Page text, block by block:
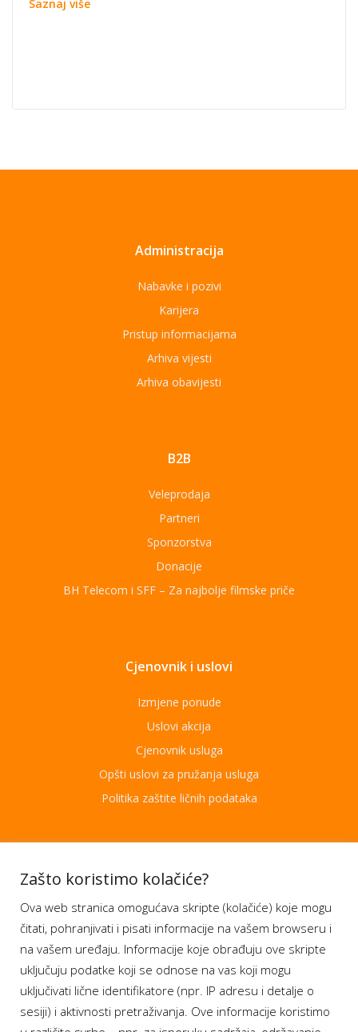
Saznaj više
Administracija
Nabavke i pozivi
Karijera
Pristup informacijama
Arhiva vijesti
Arhiva obavijesti
B2B
Veleprodaja
Partneri
Sponzorstva
Donacije
BH Telecom i SFF – Za najbolje filmske priče
Cjenovnik i uslovi
Izmjene ponude
Uslovi akcija
Cjenovnik usluga
Opšti uslovi za pružanja usluga
Politika zaštite ličnih podataka
Aplikacije
Moj BH Telecom
Dostupnost usluga
Moja webTV
Aukcije BH Telecom
Zašto koristimo kolačiće?
Ova web stranica omogućava skripte (kolačiće) koje mogu
čitati, pohranjivati i pisati informacije na vašem browseru i
na vašem uređaju. Informacije koje obrađuju ove skripte
uključuju podatke koji se odnose na vas koji mogu
uključivati lične identifikatore (npr. IP adresu i detalje o
sesiji) i aktivnosti pretraživanja. Ove informacije koristimo